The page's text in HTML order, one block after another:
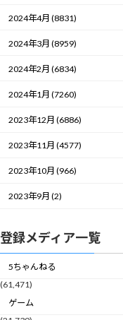
2024年4月 (8831)
2024年3月 (8959)
2024年2月 (6834)
2024年1月 (7260)
2023年12月 (6886)
2023年11月 (4577)
2023年10月 (966)
2023年9月 (2)
登録メディア一覧
5ちゃんねる
(61,471)
ゲーム